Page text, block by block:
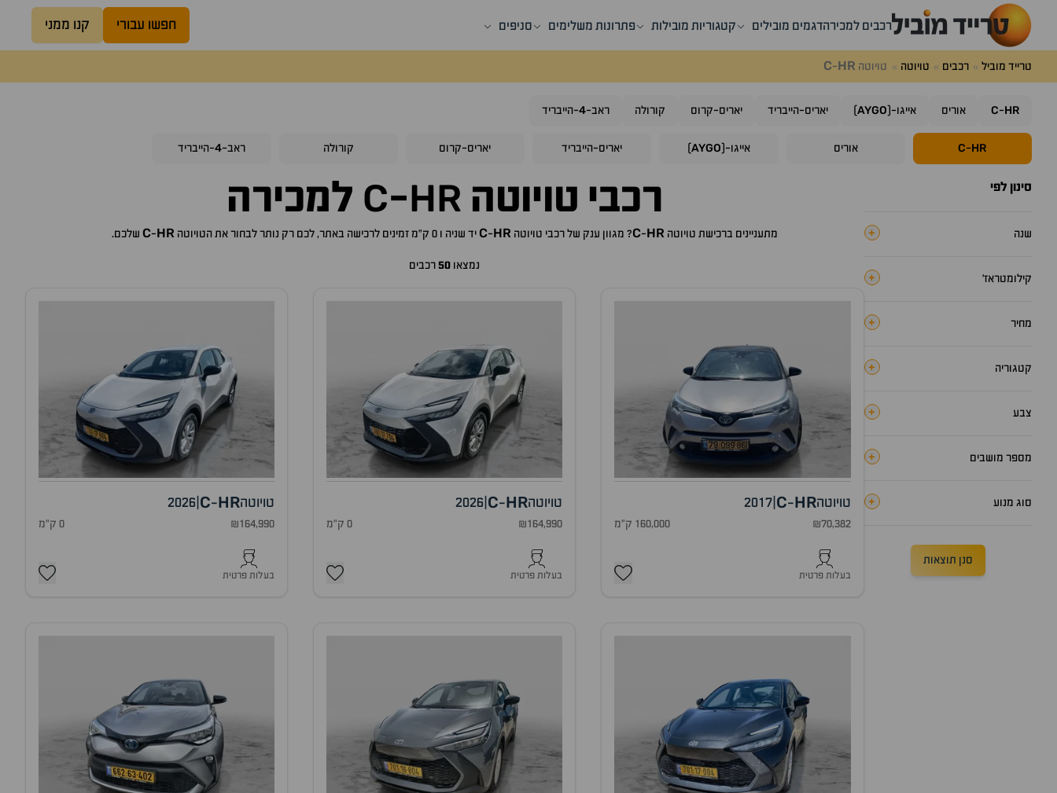
רכבים למכירהדגמים מובילים קטגוריות מובילות פתרונות משלימים סניפים חפשו עבורי קנו ממני
טרייד מוביל רכבים טויוטה טויוטה C-HR
C-HR אוריס אייגו-( AYGO יאריס-הייבריד יאריס-קרוס קורולה ראב-4-הייבריד
C-HR אוריס אייגו-( AYGO יאריס-הייבריד יאריס-קרוס קורולה ראב-4-הייבריד
סינון לפי
שנה +
קילומטראז׳ +
מחיר +
קטגוריה +
צבע +
מספר מושבים +
סוג מנוע +
סנן תוצאות
רכבי טויוטה C-HR למכירה
מתעניינים ברכישת טויוטה C-HR ? מגוון ענק של רכבי טויוטה C-HR יד שניה ו 0 ק"מ זמינים לרכישה באתר, לכם רק נותר לבחור את ה טויוטה C-HR שלכם.
נמצאו 50רכבים
טויוטה C-HR
|
2017
₪70,382 160,000 ק"מ
בעלות פרטית
טויוטה C-HR
2026
₪164,990 0 ק"מ
בעלות פרטית
טויוטה C-HR
2026
₪164,990 0 ק"מ
בעלות פרטית